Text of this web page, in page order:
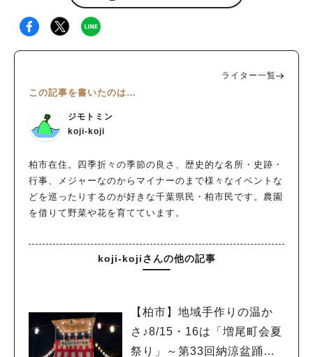
ライター一覧
この記事を書いたのは…
ジモトミン
koji-koji
柏市在住。四季折々の季節の良さ、歴史的な名所・史跡・
行事、メジャーなのからマイナーのまで様々なイベントな
どを巡ったりするのが好きな千葉県民・柏市民です。農園
を借りて野菜や花を育てています。
koji-kojiさんの他の記事
【柏市】地域手作りの温か
さ♪8/15・16は「増尾町会夏
祭り」～第33回納涼盆踊り